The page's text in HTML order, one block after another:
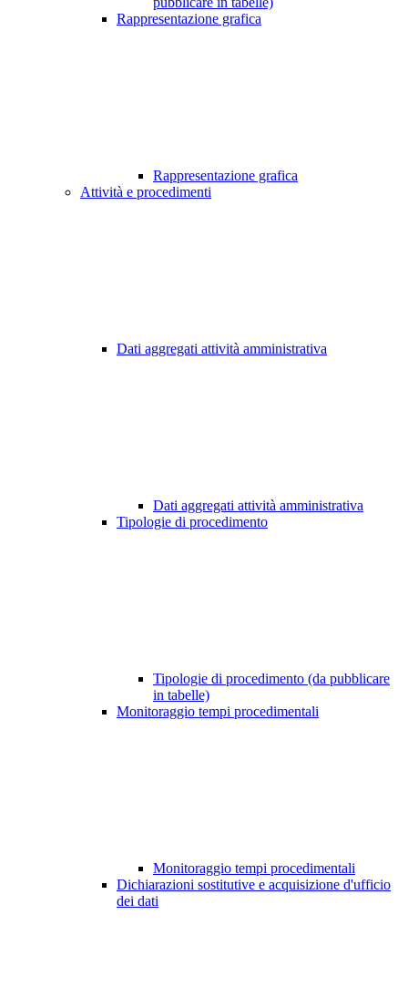
Rappresentazione grafica
Rappresentazione grafica
Attività e procedimenti
Dati aggregati attività amministrativa
Dati aggregati attività amministrativa
Tipologie di procedimento
Tipologie di procedimento (da pubblicare
in tabelle)
Monitoraggio tempi procedimentali
Monitoraggio tempi procedimentali
Dichiarazioni sostitutive e acquisizione d'ufficio
dei dati